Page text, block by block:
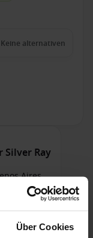
Über Cookies
Keine alternativen
Silver Ray
Aires